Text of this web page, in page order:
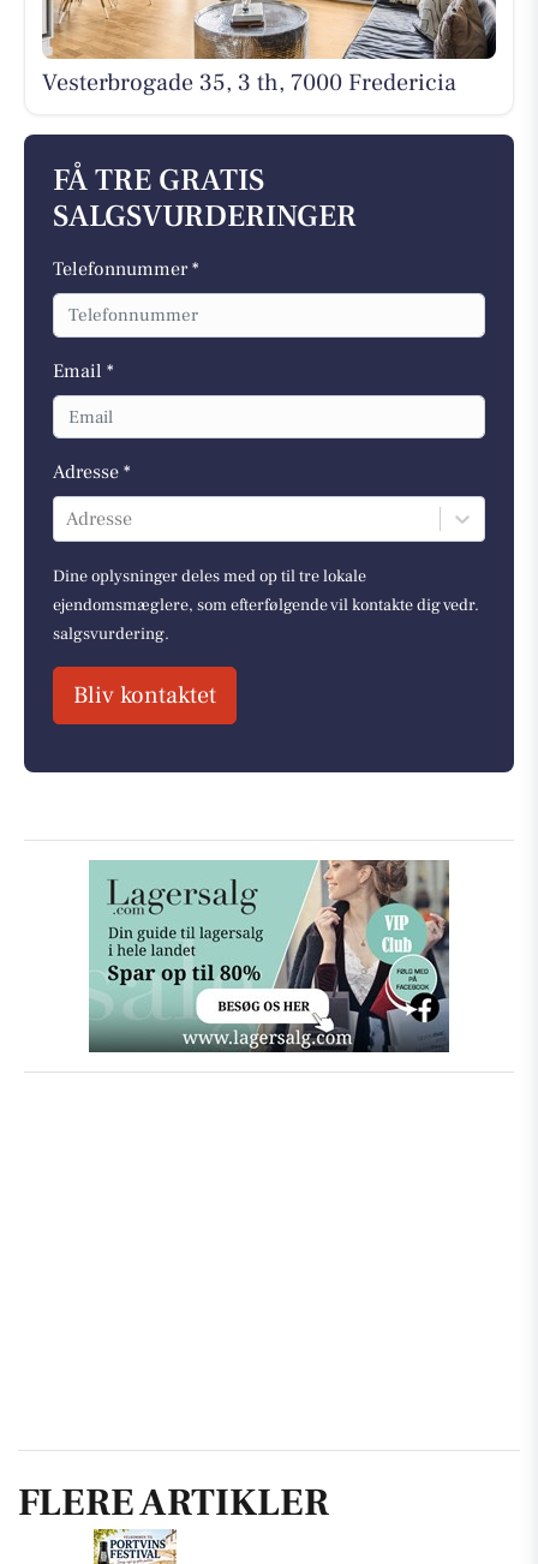
Vesterbrogade 35, 3 th, 7000 Fredericia
FÅ TRE GRATIS
SALGSVURDERINGER
Telefonnummer *
Email *
Adresse *
Adresse
Dine oplysninger deles med op til tre lokale
ejendomsmæglere, som efterfølgende vil kontakte dig vedr.
salgsvurdering.
Bliv kontaktet
FLERE ARTIKLER